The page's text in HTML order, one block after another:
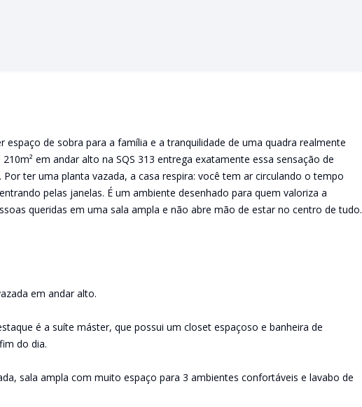
espaço de sobra para a família e a tranquilidade de uma quadra realmente
em andar alto na SQS 313 entrega exatamente essa sensação de
ter uma planta vazada, a casa respira: você tem ar circulando o tempo
pelas janelas. É um ambiente desenhado para quem valoriza a
queridas em uma sala ampla e não abre mão de estar no centro de tudo.
em andar alto.
é a suíte máster, que possui um closet espaçoso e banheira de
do dia.
sala ampla com muito espaço para 3 ambientes confortáveis e lavabo de